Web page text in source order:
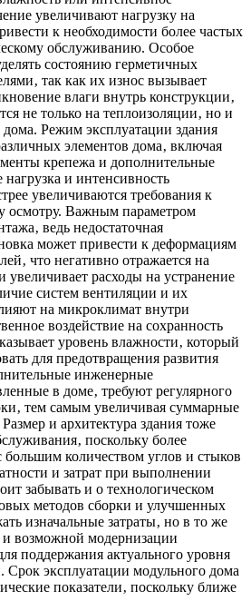
увеличивают нагрузку на
к необходимости более частых
обслуживанию. Особое
состоянию герметичных
так как их износ вызывает
влаги внутрь конструкции‚
не только на теплоизоляции‚ но и
дома. Режим эксплуатации здания
элементов дома‚ включая
крепежа и дополнительные
и интенсивность
увеличиваются требования к
осмотру. Важным параметром
ведь недостаточная
может привести к деформациям
что негативно отражается на
расходы на устранение
систем вентиляции и их
на микроклимат внутри
воздействие на сохранность
уровень влажности‚ который
для предотвращения развития
инженерные
в доме‚ требуют регулярного
тем самым увеличивая суммарные
и архитектура здания тоже
поскольку более
количеством углов и стыков
и затрат при выполнении
забывать и о технологическом
методов сборки и улучшенных
изначальные затраты‚ но в то же
и возможной модернизации
поддержания актуального уровня
Срок эксплуатации модульного дома
показатели‚ поскольку ближе